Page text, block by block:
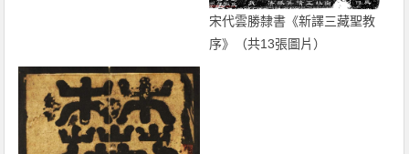
宋代雲勝隸書《新譯三藏聖教
序》（共13張圖片）